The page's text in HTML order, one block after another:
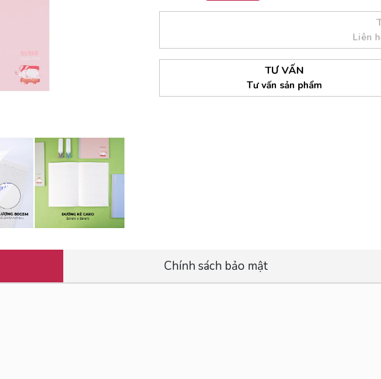
Liên
TƯ VẤN
Tư vấn sản phẩm
Chính sách bảo mật